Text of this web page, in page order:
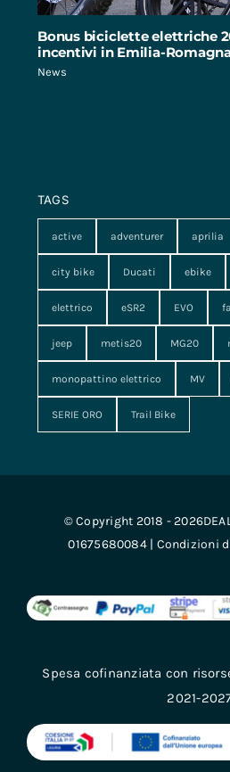
Bonus biciclette elettriche
incentivi in Emilia-
News
TAGS
active adventurer aprilia
city bike Ducati ebike
elettrico eSR2 EVO
jeep metis20 MG20
monopattino elettrico MV
SERIE ORO Trail Bike
© Copyright 2018 -
01675680084 | Condizioni
Spesa cofinanziata con
2021-